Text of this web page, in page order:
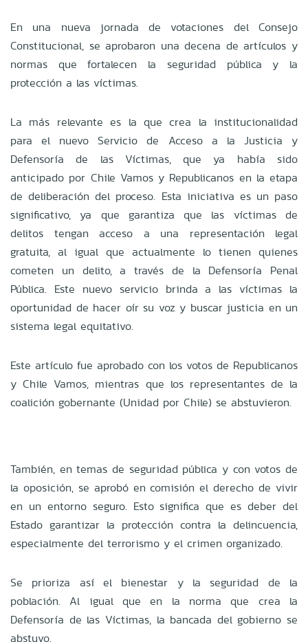
En una nueva jornada de votaciones del Consejo
Constitucional, se aprobaron una decena de artículos y
normas que fortalecen la seguridad pública y la
protección a las víctimas.
La más relevante es la que crea la institucionalidad
para el nuevo Servicio de Acceso a la Justicia y
Defensoría de las Víctimas, que ya había sido
anticipado por Chile Vamos y Republicanos en la etapa
de deliberación del proceso. Esta iniciativa es un paso
significativo, ya que garantiza que las víctimas de
delitos tengan acceso a una representación legal
gratuita, al igual que actualmente lo tienen quienes
cometen un delito, a través de la Defensoría Penal
Pública. Este nuevo servicio brinda a las víctimas la
oportunidad de hacer oír su voz y buscar justicia en un
sistema legal equitativo.
Este artículo fue aprobado con los votos de Republicanos
y Chile Vamos, mientras que los representantes de la
coalición gobernante (Unidad por Chile) se abstuvieron.
También, en temas de seguridad pública y con votos de
la oposición, se aprobó en comisión el derecho de vivir
en un entorno seguro. Esto significa que es deber del
Estado garantizar la protección contra la delincuencia,
especialmente del terrorismo y el crimen organizado.
Se prioriza así el bienestar y la seguridad de la
población. Al igual que en la norma que crea la
Defensoría de las Víctimas, la bancada del gobierno se
abstuvo.